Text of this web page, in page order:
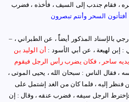
، فقام جندب إلى السيف ، فأخذه ، فضرب
أفتأتون السحر وأنتم تبصرون
– بالإسناد المذكور أيضاًً ، عن الطبراني ،
: إبن لهيعة ، عن أبي الأسود : أن الوليد بن
يديه ساحر ، فكان يضرب رأس الرجل فيقوم
، فقال الناس : سبحان الله ، يحيى الموتى ،
فنظر إليه ، فلما كان من الغد إشتمل على
الرجل سيفه ، فضرب عنقه ، وقال : إن